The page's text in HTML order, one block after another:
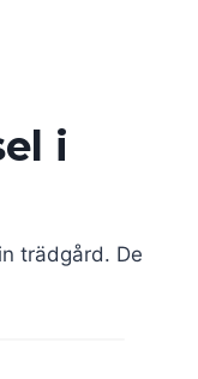
i
trädgård. De